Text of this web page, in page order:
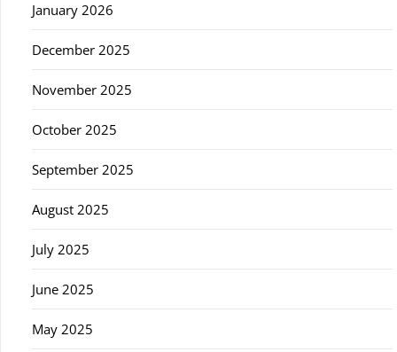
January 2026
December 2025
November 2025
October 2025
September 2025
August 2025
July 2025
June 2025
May 2025